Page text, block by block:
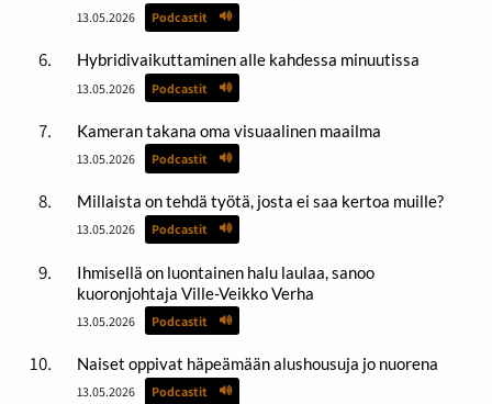
13.05.2026 Podcastit
Hybridivaikuttaminen alle kahdessa minuutissa
13.05.2026 Podcastit
Kameran takana oma visuaalinen maailma
13.05.2026 Podcastit
Millaista on tehdä työtä, josta ei saa kertoa muille?
13.05.2026 Podcastit
Ihmisellä on luontainen halu laulaa, sanoo
kuoronjohtaja Ville-Veikko Verha
13.05.2026 Podcastit
Naiset oppivat häpeämään alushousuja jo nuorena
13.05.2026 Podcastit